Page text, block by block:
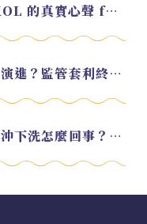
EP.219 從銀行高管轉職幣圈 KOL 的真實心聲 feat.龜大
EP.217 美元穩定幣未來會如何演進？監管套利終將收斂？feat. 研究員 余哲安
EP.213 川普大攪局：袋鼠市上沖下洗怎麼回事？feat. Alvin